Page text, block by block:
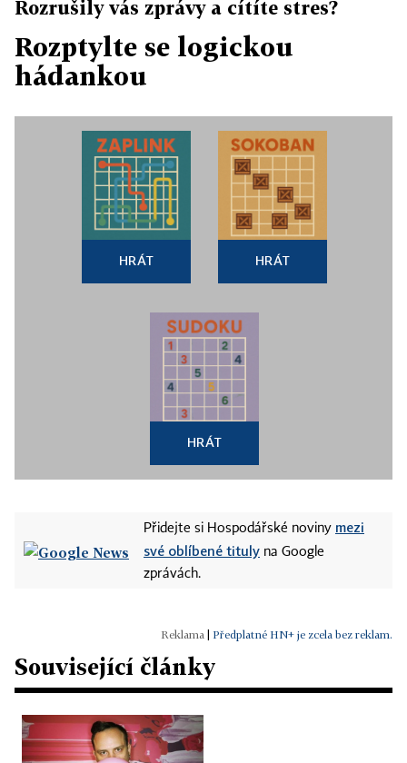
Rozrušily vás zprávy a cítíte stres?
Rozptylte se logickou
hádankou
HRÁT HRÁT
HRÁT
Přidejte si Hospodářské noviny mezi
své oblíbené tituly na Google
zprávách.
Předplatné HN+ je zcela bez reklam.
Související články